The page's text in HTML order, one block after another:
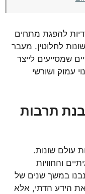
להפגת מתחים
לחלוטין. מעבר
שמסייעים לייצר
עמוק ושורשי
תרבות
עולם שונות.
והחוויות
במשך שנים של
הידע הדתי, אלא